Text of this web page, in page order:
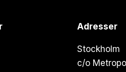
Adresser
Stockholm
c/o